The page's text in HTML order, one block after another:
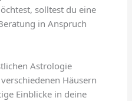
solltest du eine
in Anspruch
Astrologie
Häusern
Einblicke in deine